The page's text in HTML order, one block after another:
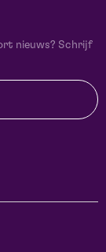
nieuws? Schrijf